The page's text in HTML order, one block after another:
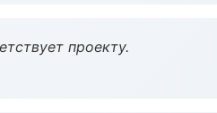
проекту.